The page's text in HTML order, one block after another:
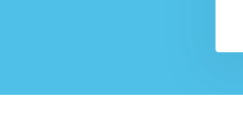
Kijk ook eens bij